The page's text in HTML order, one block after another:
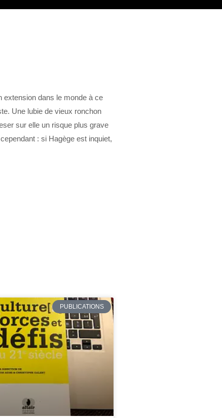
extension dans le monde à ce
Une lubie de vieux ronchon
sur elle un risque plus grave
: si Hagège est inquiet,
PUBLICATIONS